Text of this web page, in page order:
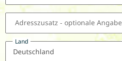
Adresszusatz - optionale Angabe
Land